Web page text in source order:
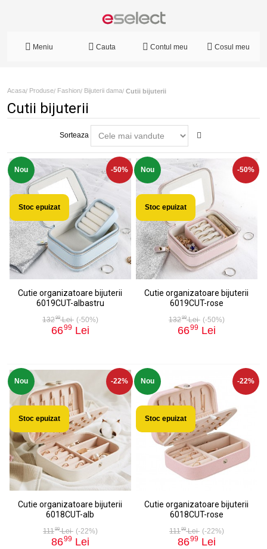
Meniu Cauta Contul meu Cosul meu
Acasa/ Produse/ Fashion/ Bijuterii dama/ Cutii bijuterii
Cutii bijuterii
Sorteaza
Nou -50%
Stoc epuizat
Cutie organizatoare bijuterii
6019CUT-albastru
13299Lei (-50%)
6699 Lei
Nou -50%
Stoc epuizat
Cutie organizatoare bijuterii
6019CUT-rose
13299Lei (-50%)
6699 Lei
Nou -22%
Stoc epuizat
Cutie organizatoare bijuterii
6018CUT-alb
11199Lei (-22%)
8699 Lei
Nou -22%
Stoc epuizat
Cutie organizatoare bijuterii
6018CUT-rose
11199Lei (-22%)
8699 Lei